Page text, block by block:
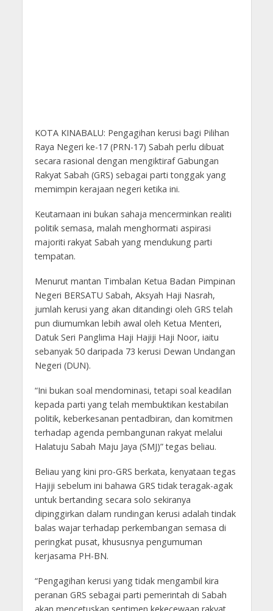
KOTA KINABALU: Pengagihan kerusi bagi Pilihan
Raya Negeri ke-17 (PRN-17) Sabah perlu dibuat
secara rasional dengan mengiktiraf Gabungan
Rakyat Sabah (GRS) sebagai parti tonggak yang
memimpin kerajaan negeri ketika ini.
Keutamaan ini bukan sahaja mencerminkan realiti
politik semasa, malah menghormati aspirasi
majoriti rakyat Sabah yang mendukung parti
tempatan.
Menurut mantan Timbalan Ketua Badan Pimpinan
Negeri BERSATU Sabah, Aksyah Haji Nasrah,
jumlah kerusi yang akan ditandingi oleh GRS telah
pun diumumkan lebih awal oleh Ketua Menteri,
Datuk Seri Panglima Haji Hajiji Haji Noor, iaitu
sebanyak 50 daripada 73 kerusi Dewan Undangan
Negeri (DUN).
“Ini bukan soal mendominasi, tetapi soal keadilan
kepada parti yang telah membuktikan kestabilan
politik, keberkesanan pentadbiran, dan komitmen
terhadap agenda pembangunan rakyat melalui
Halatuju Sabah Maju Jaya (SMJ)” tegas beliau.
Beliau yang kini pro-GRS berkata, kenyataan tegas
Hajiji sebelum ini bahawa GRS tidak teragak-agak
untuk bertanding secara solo sekiranya
dipinggirkan dalam rundingan kerusi adalah tindak
balas wajar terhadap perkembangan semasa di
peringkat pusat, khususnya pengumuman
kerjasama PH-BN.
“Pengagihan kerusi yang tidak mengambil kira
peranan GRS sebagai parti pemerintah di Sabah
akan mencetuskan sentimen kekecewaan rakyat